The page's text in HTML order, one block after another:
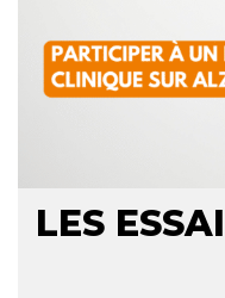
LES